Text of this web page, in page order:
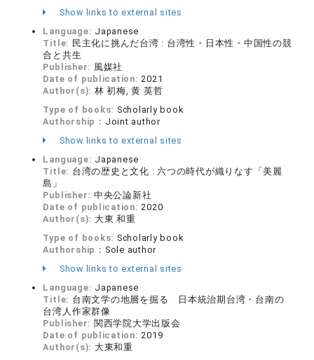
Show links to external sites
Language: Japanese
Title: 民主化に挑んだ台湾 : 台湾性・日本性・中国性の競
合と共生
Publisher: 風媒社
Date of publication:2021
Author(s): 林 初梅, 黄 英哲
Type of books: Scholarly book
Authorship： Joint author
Show links to external sites
Language: Japanese
Title: 台湾の歴史と文化 : 六つの時代が織りなす「美麗
島」
Publisher: 中央公論新社
Date of publication:2020
Author(s): 大東 和重
Type of books: Scholarly book
Authorship： Sole author
Show links to external sites
Language: Japanese
Title: 台南文学の地層を掘る 日本統治期台湾・台南の
台湾人作家群像
Publisher: 関西学院大学出版会
Date of publication:2019
Author(s): 大東和重